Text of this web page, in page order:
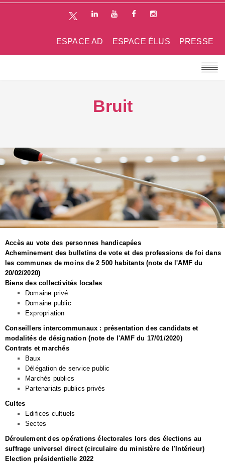
PRESSE
ESPACE ÉLUS
ESPACE AD
Bruit
Accès au vote des personnes handicapées
Acheminement des bulletins de vote et des professions de foi dans
les communes de moins de 2 500 habitants (note de l'AMF du
20/02/2020)
Biens des collectivités locales
Domaine privé
Domaine public
Expropriation
Conseillers intercommunaux : présentation des candidats et
modalités de désignation (note de l'AMF du 17/01/2020)
Contrats et marchés
Baux
Délégation de service public
Marchés publics
Partenariats publics privés
Cultes
Edifices cultuels
Sectes
Déroulement des opérations électorales lors des élections au
suffrage universel direct (circulaire du ministère de l'Intérieur)
Election présidentielle 2022